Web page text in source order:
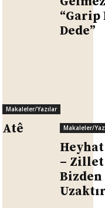
“Garip
Dede”
Makaleler/Yazılar
Atê Makaleler/
Heyhat
– Zillet
Bizden